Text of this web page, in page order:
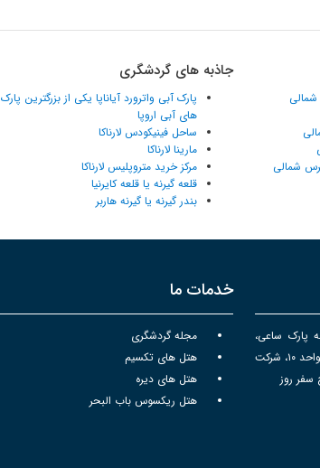
شمالی
جاذبه های گردشگری
پارک آبی واترورد آیاناپا یکی از بزرگترین پارک
های آبی اروپا
ساحل فینیکودس لارناکا
مارینا لارناکا
مرکز خرید متروپلیس لارناکا
قلعه گیرنه یا قلعه کایرنیا
بندر گیرنه یا گیرنه هاربر
پارک ساعی،
برج سپهر ساعی، پلاک ۲۲۳۰، طبقه اول، واحد ۱۰، شرکت
روز
خدمات ما
مجله گردشگری
هتل های تکسیم
هتل های دیره
هتل ریکسوس باب البحر